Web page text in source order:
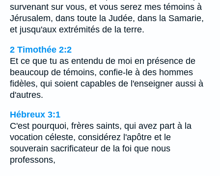
survenant sur vous, et vous serez mes témoins à
Jérusalem, dans toute la Judée, dans la Samarie,
et jusqu'aux extrémités de la terre.
2 Timothée 2:2
Et ce que tu as entendu de moi en présence de
beaucoup de témoins, confie-le à des hommes
fidèles, qui soient capables de l'enseigner aussi à
d'autres.
Hébreux 3:1
C'est pourquoi, frères saints, qui avez part à la
vocation céleste, considérez l'apôtre et le
souverain sacrificateur de la foi que nous
professons,